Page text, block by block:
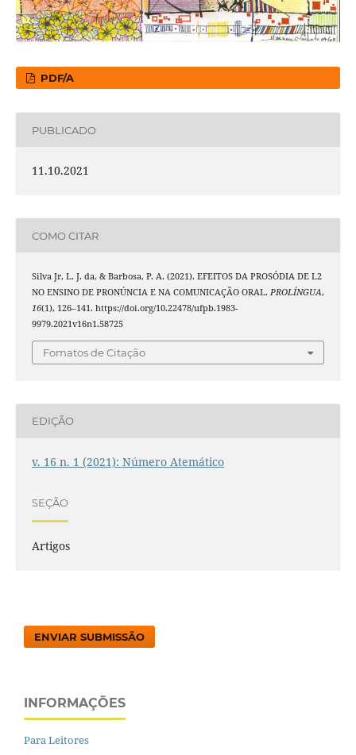
PDF/A
PUBLICADO
11.10.2021
COMO CITAR
Silva Jr, L. J. da, & Barbosa, P. A. (2021). EFEITOS DA PROSÓDIA DE L2
NO ENSINO DE PRONÚNCIA E NA COMUNICAÇÃO ORAL. PROLÍNGUA,
16(1), 126–141. https://doi.org/10.22478/ufpb.1983-
9979.2021v16n1.58725
Fomatos de Citação
EDIÇÃO
v. 16 n. 1 (2021): Número Atemático
SEÇÃO
Artigos
ENVIAR SUBMISSÃO
INFORMAÇÕES
Para Leitores